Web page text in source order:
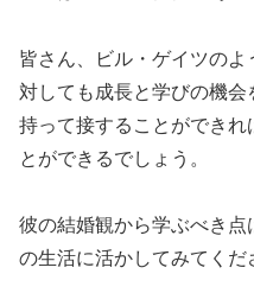
皆さん、ビル・ゲイツの
対しても成長と学びの機
持って接することができれ
とができるでしょう。
彼の結婚観から学ぶべき点
の生活に活かしてみてくだ